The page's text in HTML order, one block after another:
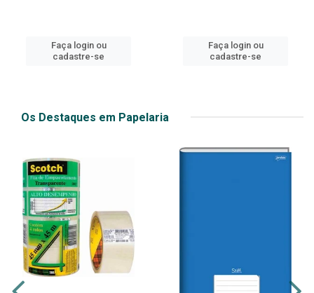
Faça login ou
cadastre-se
Faça login ou
cadastre-se
Os Destaques em Papelaria